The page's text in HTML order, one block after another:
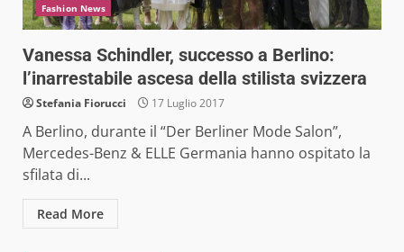
Fashion News
Vanessa Schindler, successo a Berlino:
l’inarrestabile ascesa della stilista svizzera
Stefania Fiorucci 17 Luglio 2017
A Berlino, durante il “Der Berliner Mode Salon”,
Mercedes-Benz & ELLE Germania hanno ospitato la
sfilata di...
Read More